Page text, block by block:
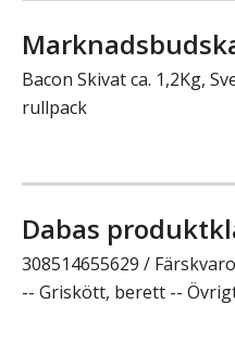
Bacon Skivat ca. 1,2Kg,
rullpack
Dabas
308514655629 /
-- Griskött, berett --